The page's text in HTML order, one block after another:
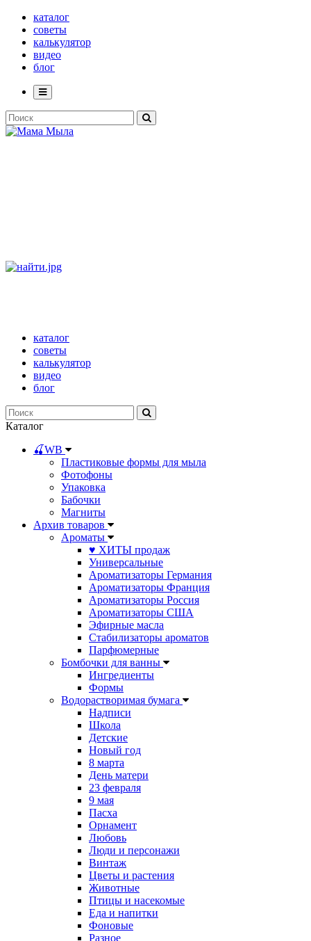
каталог
советы
калькулятор
видео
блог
каталог
советы
калькулятор
видео
блог
Каталог
🍒WB
Пластиковые формы для мыла
Фотофоны
Упаковка
Бабочки
Магниты
Архив товаров
Ароматы
♥ ХИТЫ продаж
Универсальные
Ароматизаторы Германия
Ароматизаторы Франция
Ароматизаторы Россия
Ароматизаторы США
Эфирные масла
Стабилизаторы ароматов
Парфюмерные
Бомбочки для ванны
Ингредиенты
Формы
Водорастворимая бумага
Надписи
Школа
Детские
Новый год
8 марта
День матери
23 февраля
9 мая
Пасха
Орнамент
Любовь
Люди и персонажи
Винтаж
Цветы и растения
Животные
Птицы и насекомые
Еда и напитки
Фоновые
Разное